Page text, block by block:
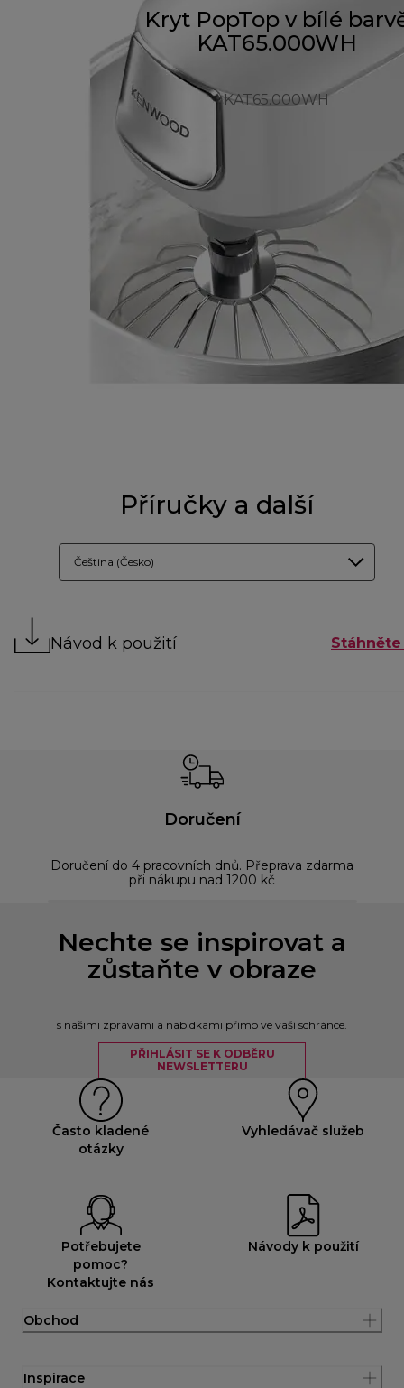
Kryt PopTop v bílé
KAT65.000WH
KAT65.000WH
Příručky a další
Čeština (Česko)
Návod k použití
Doručení
Doručení do 4 pracovních dnů. Přeprava zdarma
při nákupu nad 1200 kč
Nechte se inspirovat a
zůstaňte v obraze
s našimi zprávami a nabídkami přímo ve vaší schránce.
PŘIHLÁSIT SE K ODBĚRU
NEWSLETTERU
Často kladené
otázky
Vyhledávač služeb
Potřebujete
pomoc?
Kontaktujte nás
Návody k použití
Obchod
Inspirace